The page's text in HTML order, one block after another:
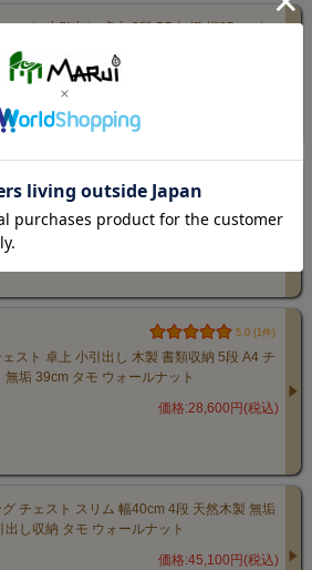
スト 小引出し 卓上 3段 B5 無垢 幅35cm タモ
ルナット 書類収納 チェスト
垢 タモ ウォールナット 幅39cm
5.0 (1件)
ェスト 卓上 小引出し 木製 書類収納 5段 A4 チ
無垢 39cm タモ ウォールナット
価格:28,600円(税込)
グ チェスト スリム 幅40cm 4段 天然木製 無垢
出し収納 タモ ウォールナット
価格:45,100円(税込)